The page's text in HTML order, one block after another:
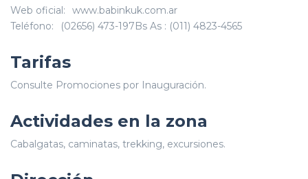
Web oficial:
www.babinkuk.com.ar
Teléfono:
(02656) 473-197Bs As : (011) 4823-4565
Tarifas
Consulte Promociones por Inauguración.
Actividades en la zona
Cabalgatas, caminatas, trekking, excursiones.